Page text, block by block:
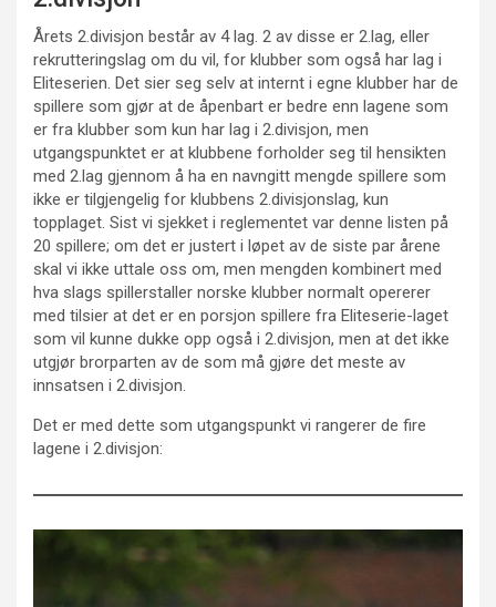
Årets 2.divisjon består av 4 lag. 2 av disse er 2.lag, eller
rekrutteringslag om du vil, for klubber som også har lag i
Eliteserien. Det sier seg selv at internt i egne klubber har de
spillere som gjør at de åpenbart er bedre enn lagene som
er fra klubber som kun har lag i 2.divisjon, men
utgangspunktet er at klubbene forholder seg til hensikten
med 2.lag gjennom å ha en navngitt mengde spillere som
ikke er tilgjengelig for klubbens 2.divisjonslag, kun
topplaget. Sist vi sjekket i reglementet var denne listen på
20 spillere; om det er justert i løpet av de siste par årene
skal vi ikke uttale oss om, men mengden kombinert med
hva slags spillerstaller norske klubber normalt opererer
med tilsier at det er en porsjon spillere fra Eliteserie-laget
som vil kunne dukke opp også i 2.divisjon, men at det ikke
utgjør brorparten av de som må gjøre det meste av
innsatsen i 2.divisjon.
Det er med dette som utgangspunkt vi rangerer de fire
lagene i 2.divisjon: